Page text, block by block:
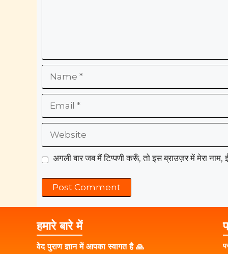
Website
अगली बार जब मैं टिप्पणी करूँ, तो इस ब्राउज़र में मेरा
हमारे बारे में
वेद पुराण ज्ञान में आपका स्वागत है 🙏